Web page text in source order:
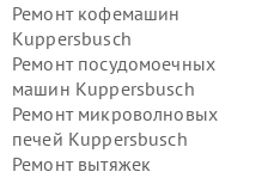
Ремонт кофемашин
Kuppersbusch
Ремонт посудомоечных
машин Kuppersbusch
Ремонт микроволновых
печей Kuppersbusch
Ремонт вытяжек